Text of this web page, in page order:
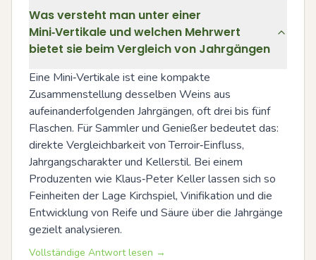
Was versteht man unter einer
Mini‑Vertikale und welchen Mehrwert
bietet sie beim Vergleich von Jahrgängen
Eine Mini‑Vertikale ist eine kompakte
Zusammenstellung desselben Weins aus
aufeinanderfolgenden Jahrgängen, oft drei bis fünf
Flaschen. Für Sammler und Genießer bedeutet das:
direkte Vergleichbarkeit von Terroir‑Einfluss,
Jahrgangscharakter und Kellerstil. Bei einem
Produzenten wie Klaus‑Peter Keller lassen sich so
Feinheiten der Lage Kirchspiel, Vinifikation und die
Entwicklung von Reife und Säure über die Jahrgänge
gezielt analysieren.
Vollständige Antwort lesen →